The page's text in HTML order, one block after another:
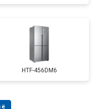
HTF-456DM6